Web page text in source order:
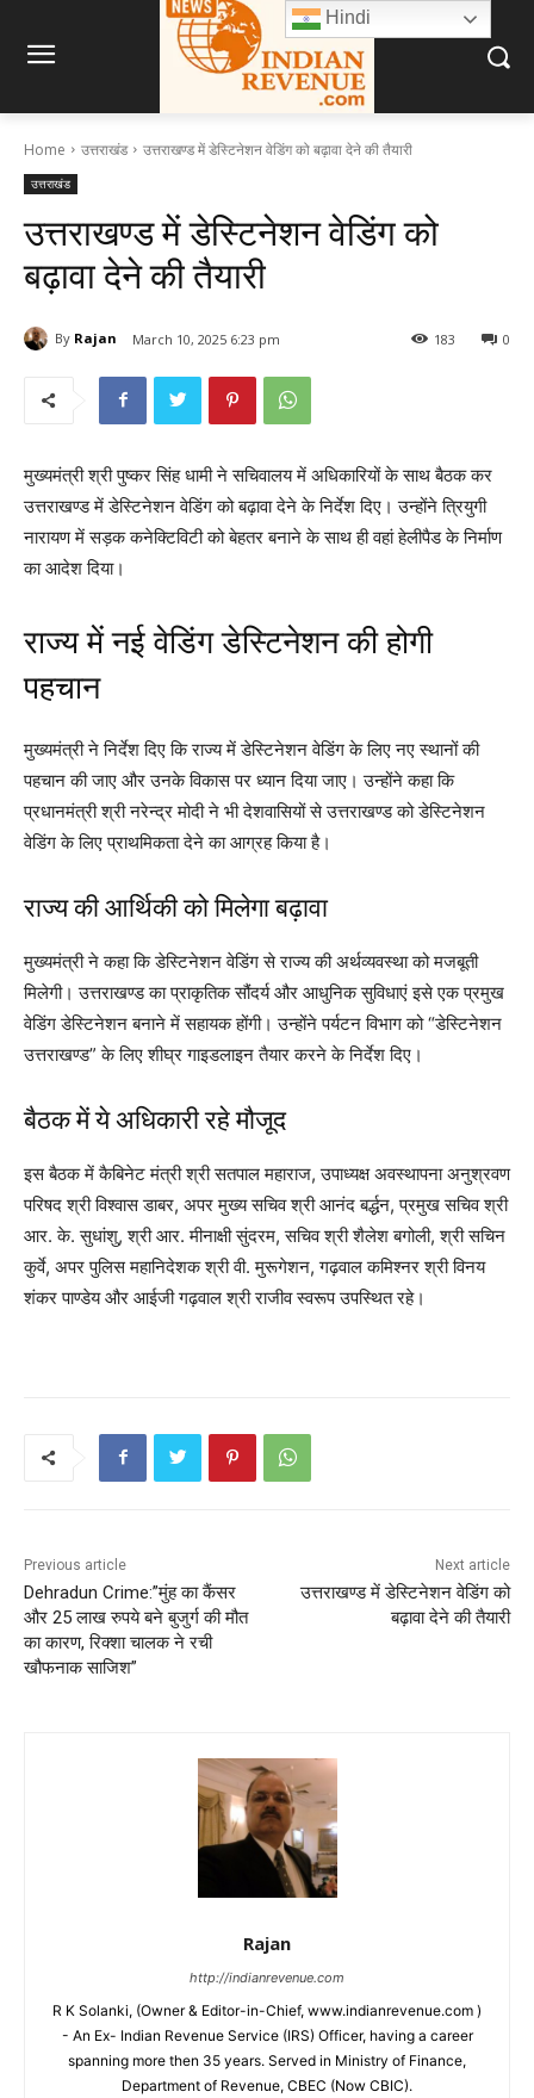
Home उत्तराखंड उत्तराखण्ड में डेस्टिनेशन वेडिंग को बढ़ावा देने की तैयारी
उत्तराखंड
उत्तराखण्ड में डेस्टिनेशन वेडिंग को
बढ़ावा देने की तैयारी
By Rajan March 10, 2025 6:23 pm 0
183
मुख्यमंत्री श्री पुष्कर सिंह धामी ने सचिवालय में अधिकारियों के साथ बैठक कर
उत्तराखण्ड में डेस्टिनेशन वेडिंग को बढ़ावा देने के निर्देश दिए। उन्होंने त्रियुगी
नारायण में सड़क कनेक्टिविटी को बेहतर बनाने के साथ ही वहां हेलीपैड के निर्माण
का आदेश दिया।
राज्य में नई वेडिंग डेस्टिनेशन की होगी
पहचान
मुख्यमंत्री ने निर्देश दिए कि राज्य में डेस्टिनेशन वेडिंग के लिए नए स्थानों की
पहचान की जाए और उनके विकास पर ध्यान दिया जाए। उन्होंने कहा कि
प्रधानमंत्री श्री नरेन्द्र मोदी ने भी देशवासियों से उत्तराखण्ड को डेस्टिनेशन
वेडिंग के लिए प्राथमिकता देने का आग्रह किया है।
राज्य की आर्थिकी को मिलेगा बढ़ावा
मुख्यमंत्री ने कहा कि डेस्टिनेशन वेडिंग से राज्य की अर्थव्यवस्था को मजबूती
मिलेगी। उत्तराखण्ड का प्राकृतिक सौंदर्य और आधुनिक सुविधाएं इसे एक प्रमुख
वेडिंग डेस्टिनेशन बनाने में सहायक होंगी। उन्होंने पर्यटन विभाग को “डेस्टिनेशन
उत्तराखण्ड” के लिए शीघ्र गाइडलाइन तैयार करने के निर्देश दिए।
बैठक में ये अधिकारी रहे मौजूद
इस बैठक में कैबिनेट मंत्री श्री सतपाल महाराज, उपाध्यक्ष अवस्थापना अनुश्रवण
परिषद श्री विश्वास डाबर, अपर मुख्य सचिव श्री आनंद बर्द्धन, प्रमुख सचिव श्री
आर. के. सुधांशु, श्री आर. मीनाक्षी सुंदरम, सचिव श्री शैलेश बगोली, श्री सचिन
कुर्वे, अपर पुलिस महानिदेशक श्री वी. मुरूगेशन, गढ़वाल कमिश्नर श्री विनय
शंकर पाण्डेय और आईजी गढ़वाल श्री राजीव स्वरूप उपस्थित रहे।
Previous article
Dehradun Crime:”मुंह का कैंसर
और 25 लाख रुपये बने बुजुर्ग की मौत
का कारण, रिक्शा चालक ने रची
खौफनाक साजिश”
Next article
उत्तराखण्ड में डेस्टिनेशन वेडिंग को
बढ़ावा देने की तैयारी
Rajan
http://indianrevenue.com
R K Solanki, (Owner & Editor-in-Chief, www.indianrevenue.com )
- An Ex- Indian Revenue Service (IRS) Officer, having a career
spanning more then 35 years. Served in Ministry of Finance,
Department of Revenue, CBEC (Now CBIC).
Hindi